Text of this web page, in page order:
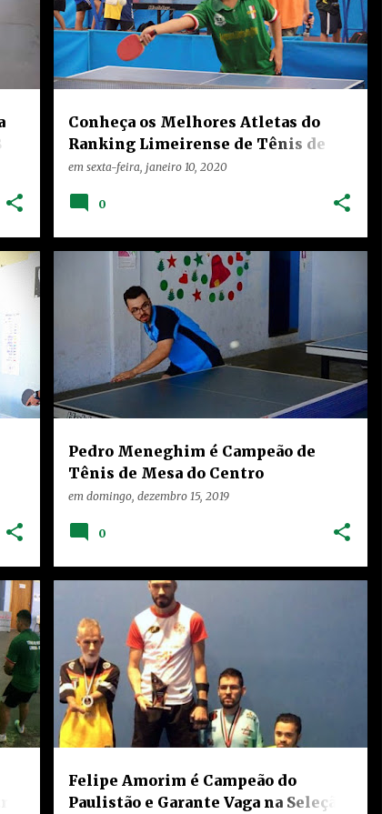
Conheça os Melhores Atletas do
Ranking Limeirense de Tênis de
Mesa de 2019
em sexta-feira, janeiro 10, 2020
0
Pedro Meneghim é Campeão de
Tênis de Mesa do Centro
Comunitário Teixeira Marques
em domingo, dezembro 15, 2019
LIMEIRA NOTÍCIAS
0
Felipe Amorim é Campeão do
Paulistão e Garante Vaga na Seleção
LIMEIRA NOTÍCIAS